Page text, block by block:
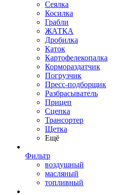
Сеялка
Косилка
Грабли
ЖАТКА
Дробилка
Каток
Картофелекопалка
Кормораздатчик
Погрузчик
Пресс-подборщик
Разбрасыватель
Прицеп
Сцепка
Трансортер
Щетка
Ещё
Фильтр
воздушный
масляный
топливный